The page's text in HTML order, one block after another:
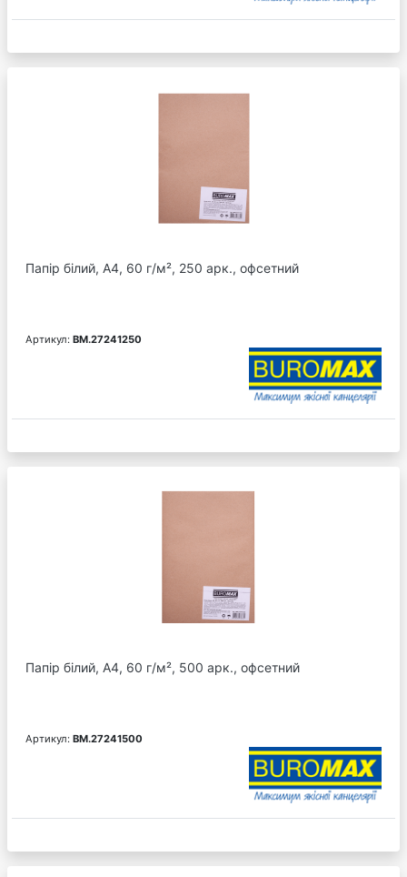
Папір білий, А4, 60 г/м², 250 арк., офсетний
Артикул: BM.27241250
Папір білий, А4, 60 г/м², 500 арк., офсетний
Артикул: BM.27241500